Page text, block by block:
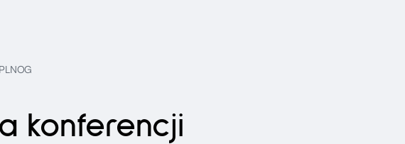
konferencji